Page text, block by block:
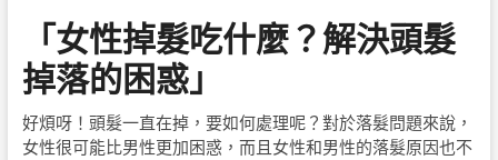
「女性掉髮吃什麼？解決頭髮
掉落的困惑」
好煩呀！頭髮一直在掉，要如何處理呢？對於落髮問題來說，
女性很可能比男性更加困惑，而且女性和男性的落髮原因也不